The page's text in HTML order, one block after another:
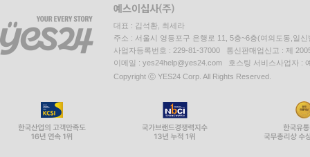
대표 : 김석환, 최세라
주소 : 서울시 영등포구 은행로 11, 5층~6층(여의도동,일신
사업자등록번호 : 229-81-37000 통신판매업신고 : 제
이메일 : yes24help@yes24.com 호스팅 서비스사업자 :
Copyright ⓒ YES24 Corp. All Rights Reserved.